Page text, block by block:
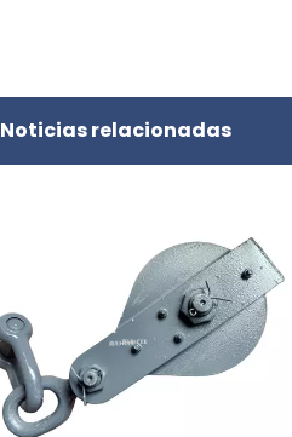
Noticias relacionadas